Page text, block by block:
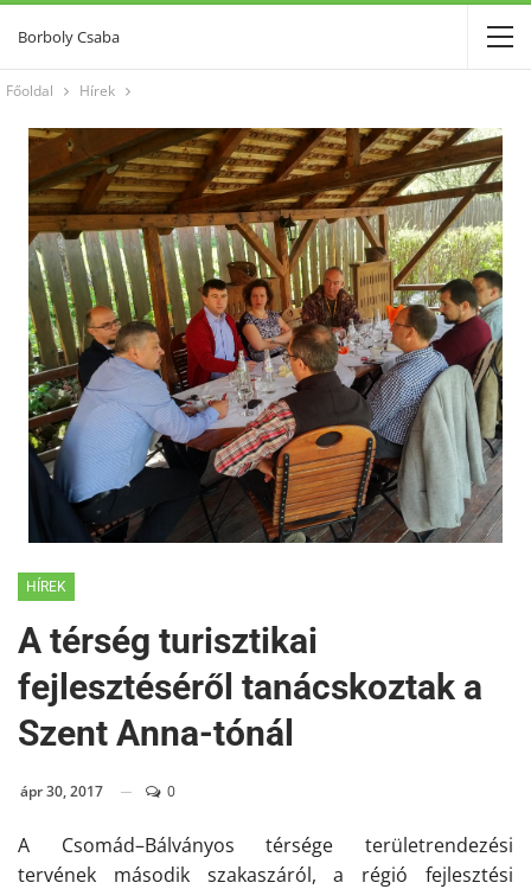
Borboly Csaba
Főoldal Hírek
HÍREK
A térség turisztikai
fejlesztéséről tanácskoztak a
Szent Anna-tónál
ápr 30, 2017 0
A Csomád–Bálványostérsége területrendezési
tervének második szakaszáról, a régió fejlesztési